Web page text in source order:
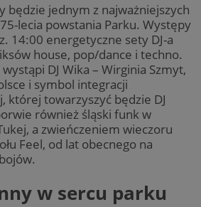
będzie jednym z najważniejszych
lecia powstania Parku. Występy
14:00 energetyczne sety DJ-a
house, pop/dance i techno.
DJ Wika – Wirginia Szmyt,
i symbol integracji
której towarzyszyć będzie DJ
również śląski funk w
a zwieńczeniem wieczoru
Feel, od lat obecnego na
w sercu parku